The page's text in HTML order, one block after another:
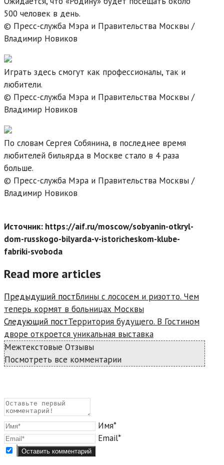
500 человек в день.
© Пресс-служба Мэра и Правительства Москвы /
Владимир Новиков
Играть здесь смогут как профессионалы, так и
любители.
© Пресс-служба Мэра и Правительства Москвы /
Владимир Новиков
По словам Сергея Собянина, в последнее время
любителей бильярда в Москве стало в 4 раза
больше.
© Пресс-служба Мэра и Правительства Москвы /
Владимир Новиков
Источник: https://aif.ru/moscow/sobyanin-otkryl-
dom-russkogo-bilyarda-v-istoricheskom-klube-
fabriki-svoboda
Read more articles
Предыдущий постБлины с лососем и ризотто. Чем
теперь кормят в больницах Москвы
Следующий постТерритория будущего. В Гостином
дворе откроется уникальная выставка
Межтекстовые Отзывы
Посмотреть все комментарии
Имя*
Email*